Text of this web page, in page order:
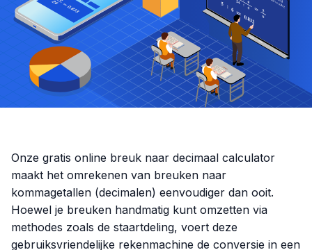
Onze gratis online breuk naar decimaal calculator
maakt het omrekenen van breuken naar
kommagetallen (decimalen) eenvoudiger dan ooit.
Hoewel je breuken handmatig kunt omzetten via
methodes zoals de staartdeling, voert deze
gebruiksvriendelijke rekenmachine de conversie in een